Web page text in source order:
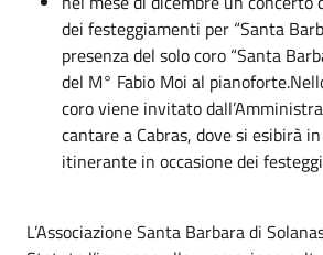
dei festeggiamenti per “Santa
presenza del solo coro “Santa
del M° Fabio Moi al
coro viene invitato
cantare a Cabras, dove si esibirà
itinerante in occasione dei
L’Associazione Santa Barbara di